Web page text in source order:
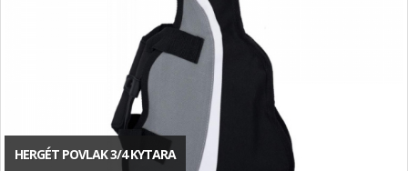
HERGÉT POVLAK 3/4 KYTARA